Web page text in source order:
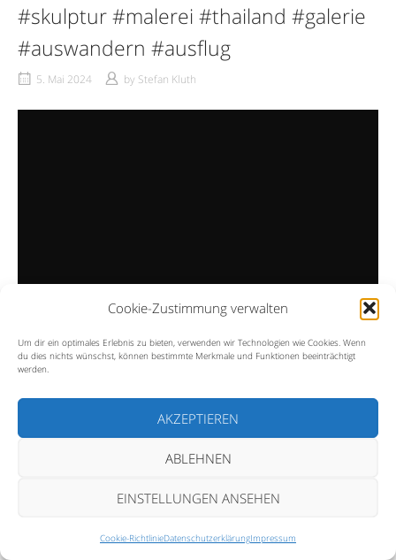
Cookie-Zustimmung verwalten
Um dir ein optimales Erlebnis zu bieten, verwenden wir Technologien wie Cookies. Wenn
du dies nichts wünschst, können bestimmte Merkmale und Funktionen beeinträchtigt
werden.
AKZEPTIEREN
ABLEHNEN
EINSTELLUNGEN ANSEHEN
Cookie-RichtlinieDatenschutzerklärungImpressum
#skulptur #malerei #thailand #galerie
#auswandern #ausflug
5. Mai 2024 by Stefan Kluth
⤹Alles was Ihr wissen wollt steht hier⤵︎
https://goo.gl/maps/BW4DUVdhvPvscXCg7